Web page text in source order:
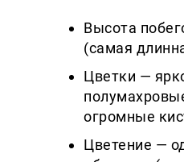
Высота
(самая
Цветки —
огромные
Цветение —